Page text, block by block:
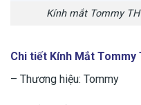
Kính mắt Tommy
Chi tiết Kính Mắt Tommy
– Thương hiệu: Tommy